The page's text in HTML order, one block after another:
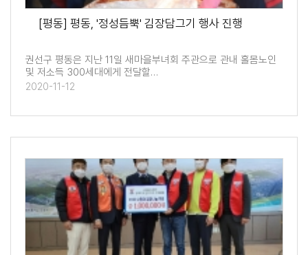
[평동] 평동, '정성듬뿍' 김장담그기 행사 진행
권선구 평동은 지난 11일 새마을부녀회 주관으로 관내 홀몸노인
및 저소득 300세대에게 전달할…
2020-11-12